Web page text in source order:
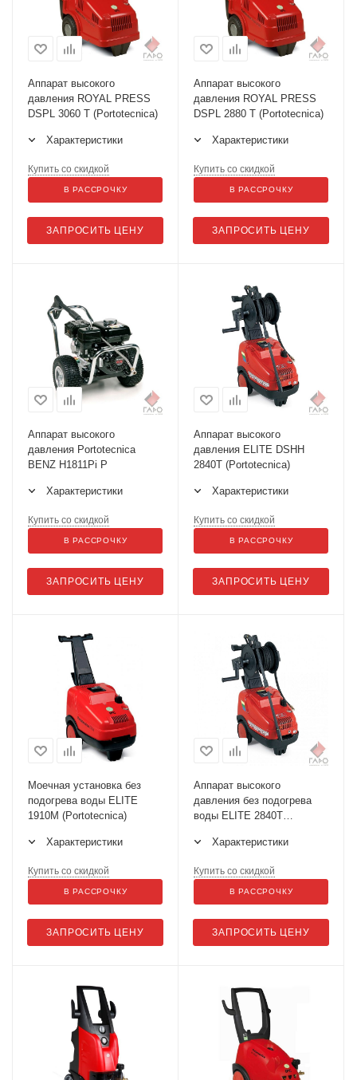
Аппарат высокого
давления ROYAL PRESS
DSPL 3060 T (Portotecnica)
Характеристики
ЗАПРОСИТЬ ЦЕНУ
Купить со скидкой
В РАССРОЧКУ
Аппарат высокого
давления ROYAL PRESS
DSPL 2880 T (Portotecnica)
Характеристики
ЗАПРОСИТЬ ЦЕНУ
Купить со скидкой
В РАССРОЧКУ
Аппарат высокого
давления Portotecnica
BENZ H1811Pi P
Характеристики
ЗАПРОСИТЬ ЦЕНУ
Купить со скидкой
В РАССРОЧКУ
Аппарат высокого
давления ELITE DSHH
2840Т (Portotecnica)
Характеристики
ЗАПРОСИТЬ ЦЕНУ
Купить со скидкой
В РАССРОЧКУ
Моечная установка без
подогрева воды ELITE
1910M (Portotecnica)
Характеристики
ЗАПРОСИТЬ ЦЕНУ
Купить со скидкой
В РАССРОЧКУ
Аппарат высокого
давления без подогрева
воды ELITE 2840Т
Характеристики
ЗАПРОСИТЬ ЦЕНУ
Купить со скидкой
В РАССРОЧКУ